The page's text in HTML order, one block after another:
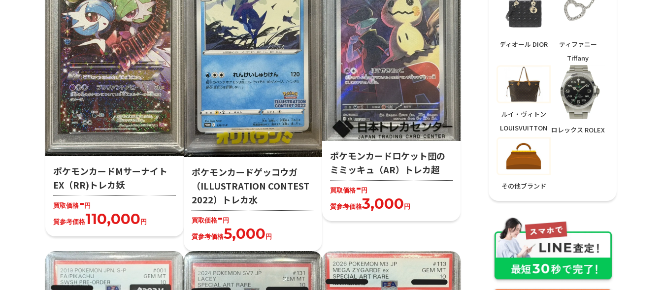
ポケモンカードMサーナイト
EX（RR)トレカ妖
買取価格-円
質参考価格110,000円
ポケモンカードゲッコウガ
（ILLUSTRATION CONTEST
2022）トレカ水
買取価格-円
質参考価格5,000円
ポケモンカードロケット団の
ミミッキュ（AR）トレカ超
買取価格-円
質参考価格3,000円
ディオール DIOR
ティファニー
Tiffany
ルイ・ヴィトン
LOUISVUITTON ロレックス ROLEX
その他ブランド